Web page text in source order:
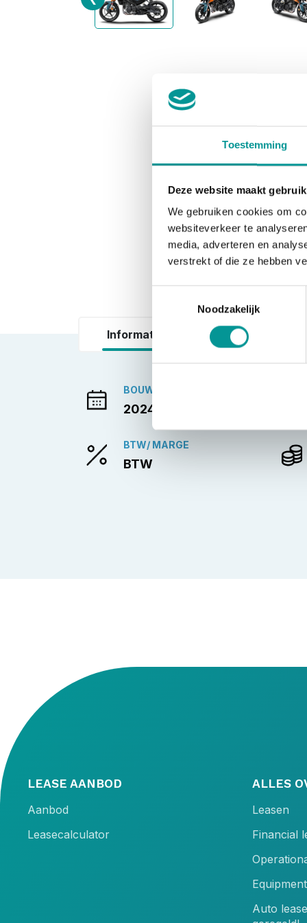
Toestemming
Deze website maakt
We gebruiken cookies om
websiteverkeer te
media, adverteren en
verstrekt of die ze hebben
Noodzakelijk
Informatie
BOUWJAAR
2024
BTW/ MARGE
BTW
LEASE AANBOD
Aanbod
Leasecalculator
ALLES
Leasen
Financial
Auto